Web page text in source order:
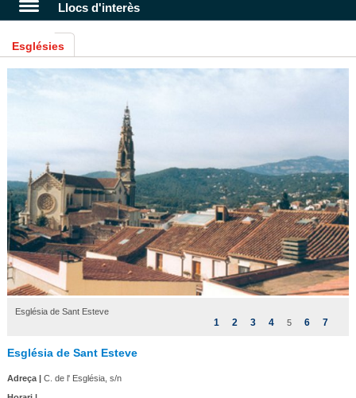
Llocs d'interès
Esglésies
Església de Sant Esteve
1 2 3 4 5 6 7
Església de Sant Esteve
Adreça |C. de l' Església, s/n